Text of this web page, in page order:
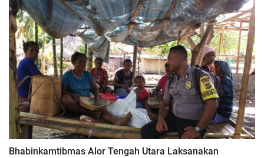
Bhabinkamtibmas Alor Tengah Utara Laksanakan